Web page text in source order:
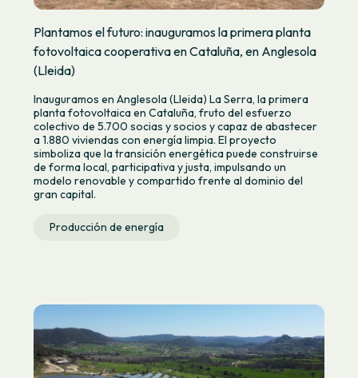
Plantamos el futuro: inauguramos la primera planta
fotovoltaica cooperativa en Cataluña, en Anglesola
(Lleida)
Inauguramos en Anglesola (Lleida) La Serra, la primera
planta fotovoltaica en Cataluña, fruto del esfuerzo
colectivo de 5.700 socias y socios y capaz de abastecer
a 1.880 viviendas con energía limpia. El proyecto
simboliza que la transición energética puede construirse
de forma local, participativa y justa, impulsando un
modelo renovable y compartido frente al dominio del
gran capital.
Producción de energía